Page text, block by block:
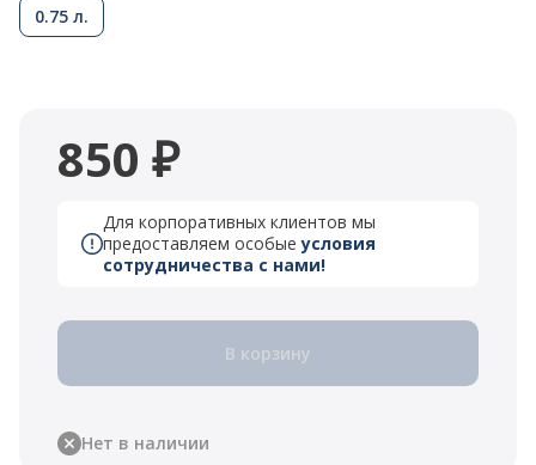
0.75 л.
850 ₽
Для корпоративных клиентов мы
предоставляем особыеусловия
сотрудничества с нами!
В корзину
Нет в наличии